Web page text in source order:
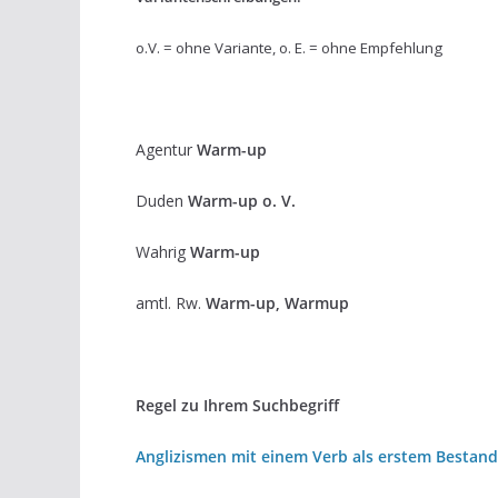
o.V. = ohne Variante, o. E. = ohne Empfehlung
Agentur Warm-up
Duden Warm-up o. V.
Wahrig Warm-up
amtl. Rw. Warm-up, Warmup
Regel zu Ihrem Suchbegriff
Anglizismen mit einem Verb als erstem